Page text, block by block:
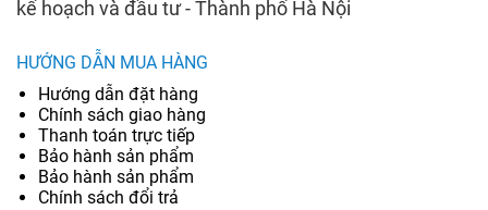
kế hoạch và đầu tư - Thành phố Hà Nội
HƯỚNG DẪN MUA HÀNG
Hướng dẫn đặt hàng
Chính sách giao hàng
Thanh toán trực tiếp
Bảo hành sản phẩm
Bảo hành sản phẩm
Chính sách đổi trả